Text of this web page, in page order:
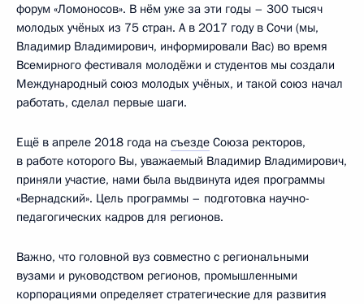
форум «Ломоносов». В нём уже за эти годы – 300 тысяч
молодых учёных из 75 стран. А в 2017 году в Сочи (мы,
Владимир Владимирович, информировали Вас) во время
Всемирного фестиваля молодёжи и студентов мы создали
Международный союз молодых учёных, и такой союз начал
работать, сделал первые шаги.
Ещё в апреле 2018 года на съезде Союза ректоров,
в работе которого Вы, уважаемый Владимир Владимирович,
приняли участие, нами была выдвинута идея программы
«Вернадский». Цель программы – подготовка научно-
педагогических кадров для регионов.
Важно, что головной вуз совместно с региональными
вузами и руководством регионов, промышленными
корпорациями определяет стратегические для развития